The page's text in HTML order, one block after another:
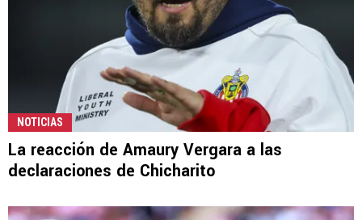
NOTICIAS
La reacción de Amaury Vergara a las
declaraciones de Chicharito